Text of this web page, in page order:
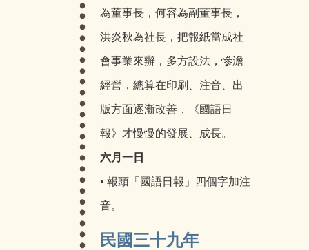
為董事長，何容為副董事長，
洪炎秋為社長，把報紙當成社
會事業來辦，多方設法，慘澹
經營，總算在印刷、注音、出
版方面逐漸改善，《國語日
報》才慢慢的發展、成長。
六月一日
• 報頭「國語日報」四個字加注
音。
民國三十九年